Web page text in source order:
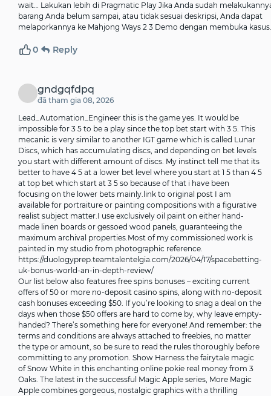
wait… Lakukan lebih di Pragmatic Play Jika Anda sudah
barang Anda belum sampai, atau tidak sesuai deskripsi, Anda dapat
melaporkannya ke Mahjong Ways 2 3 Demo dengan membuka kasus.
0 Reply
gndgqfdpq
đã tham gia 08, 2026
Lead_Automation_Engineer this is the game yes. It would be
impossible for 3 5 to be a play since the top bet start with 3 5. This
mecanic is very similar to another IGT game which is called Lunar
Discs, which has accumulating discs, and depending on bet levels
you start with different amount of discs. My instinct tell me that its
better to have 4 5 at a lower bet level where you start at 1 5 than 4 5
at top bet which start at 3 5 so because of that i have been
focusing on the lower bets mainly.link to original post I am
available for portraiture or painting compositions with a figurative
realist subject matter.I use exclusively oil paint on either hand-
made linen boards or gessoed wood panels, guaranteeing the
maximum archival properties.Most of my commissioned work is
painted in my studio from photographic reference.
https://duologyprep.teamtalentelgia.com/2026/04/17/spacebetting-
uk-bonus-world-an-in-depth-review/
Our list below also features free spins bonuses – exciting current
offers of 50 or more no-deposit casino spins, along with no-deposit
cash bonuses exceeding $50. If you’re looking to snag a deal on the
days when those $50 offers are hard to come by, why leave empty-
handed? There’s something here for everyone! And remember: the
terms and conditions are always attached to freebies, no matter
the type or amount, so be sure to read the rules thoroughly before
committing to any promotion. Show Harness the fairytale magic
of Snow White in this enchanting online pokie real money from 3
Oaks. The latest in the successful Magic Apple series, More Magic
Apple combines gorgeous, nostalgic graphics with a thrilling